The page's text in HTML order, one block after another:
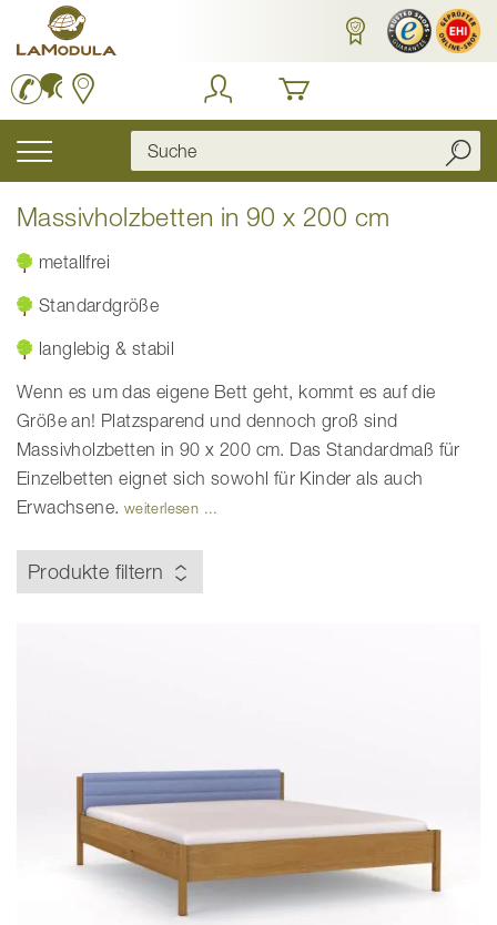
Inhalt
springen
Navigation
Massivholzbetten in 90 x 200 cm
metallfrei
Standardgröße
langlebig & stabil
Wenn es um das eigene Bett geht, kommt es auf die
Größe an! Platzsparend und dennoch groß sind
Massivholzbetten in 90 x 200 cm. Das Standardmaß für
Einzelbetten eignet sich sowohl für Kinder als auch
Erwachsene. weiterlesen ...
Produkte filtern